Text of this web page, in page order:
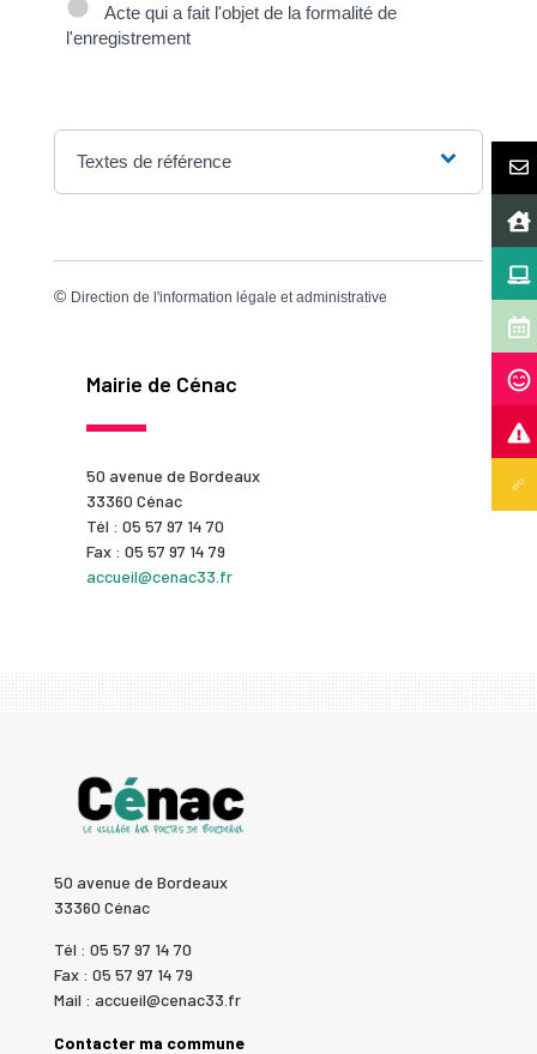
Acte qui a fait l'objet de la formalité de
l'enregistrement
Textes de référence
© Direction de l'information légale et administrative
Mairie de Cénac
50 avenue de Bordeaux
33360 Cénac
Tél : 05 57 97 14 70
Fax : 05 57 97 14 79
accueil@cenac33.fr
50 avenue de Bordeaux
33360 Cénac
Tél : 05 57 97 14 70
Fax : 05 57 97 14 79
Mail : accueil@cenac33.fr
Contacter ma commune